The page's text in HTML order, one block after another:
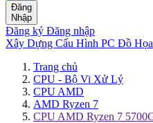
Đăng
Nhập
Đăng ký Đăng nhập
Xây Dựng Cấu Hình PC Đồ
Trang chủ
CPU - Bộ Vi Xử Lý
CPU AMD
AMD Ryzen 7
CPU AMD Ryzen 7